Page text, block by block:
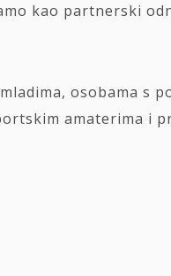
kao partnerski
osobama s
amaterima i